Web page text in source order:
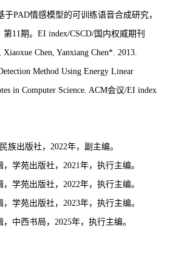
于PAD情感模型的可训练语音合成研究，
第1 1期。 EI index/CSCD/国内权威期刊
, Xiaoxue Chen, Yanxiang Chen* . 2013.
Method Using Energy Linear
in Computer Science. ACM会议/EI index
族出版社，2022年， 副主编。
学苑出版社，2021年，执行主编。
学苑出版社，2022年，执行主编。
学苑出版社，2023年，执行主编。
中西书局，2025年，执行主编。